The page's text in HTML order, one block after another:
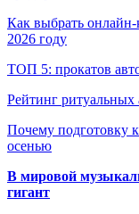
Как выбрать онлайн-
2026 году
ТОП 5: прокатов
Рейтинг ритуальных
Почему подготовку
осенью
В мировой
гигант